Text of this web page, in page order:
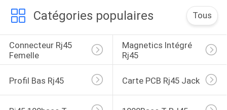
Catégories populaires Tous
Connecteur Rj45
Femelle
Magnetics Intégré
Rj45
Profil Bas Rj45 Carte PCB Rj45 Jack